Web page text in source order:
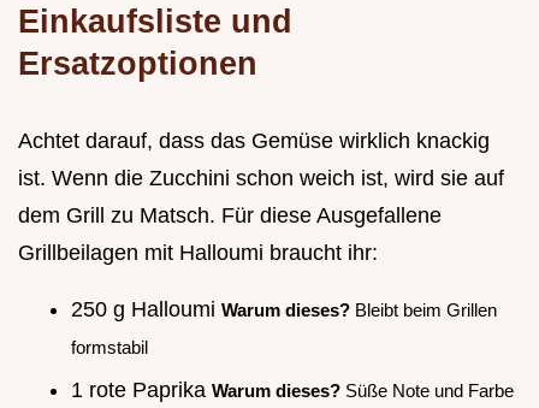
Einkaufsliste und
Ersatzoptionen
Achtet darauf, dass das Gemüse wirklich knackig
ist. Wenn die Zucchini schon weich ist, wird sie auf
dem Grill zu Matsch. Für diese Ausgefallene
Grillbeilagen mit Halloumi braucht ihr:
250 g Halloumi Warum dieses? Bleibt beim Grillen
formstabil
1 rote Paprika Warum dieses? Süße Note und Farbe